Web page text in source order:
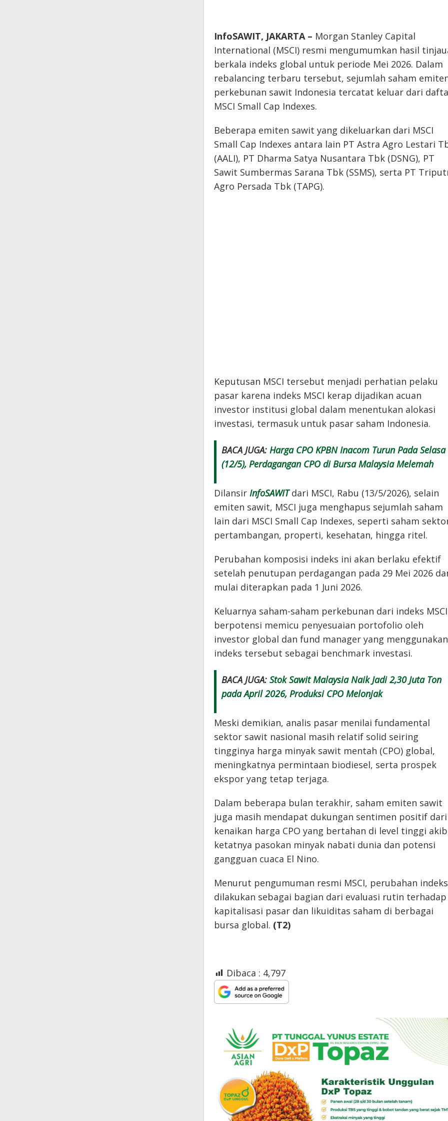
InfoSAWIT, JAKARTA – Morgan Stanley Capital
International (MSCI) resmi mengumumkan hasil
berkala indeks global untuk periode Mei 2026. Dalam
rebalancing terbaru tersebut, sejumlah saham
perkebunan sawit Indonesia tercatat keluar dari
MSCI Small Cap Indexes.
Beberapa emiten sawit yang dikeluarkan dari MSCI
Small Cap Indexes antara lain PT Astra Agro Lestari
(AALI), PT Dharma Satya Nusantara Tbk (DSNG), PT
Sawit Sumbermas Sarana Tbk (SSMS), serta PT
Agro Persada Tbk (TAPG).
Keputusan MSCI tersebut menjadi perhatian pelaku
pasar karena indeks MSCI kerap dijadikan acuan
investor institusi global dalam menentukan alokasi
investasi, termasuk untuk pasar saham Indonesia.
BACA JUGA: Harga CPO KPBN Inacom Turun Pada Selasa
(12/5), Perdagangan CPO di Bursa Malaysia Melemah
Dilansir InfoSAWITdari MSCI, Rabu (13/5/2026), selain
emiten sawit, MSCI juga menghapus sejumlah saham
lain dari MSCI Small Cap Indexes, seperti saham
pertambangan, properti, kesehatan, hingga ritel.
Perubahan komposisi indeks ini akan berlaku efektif
setelah penutupan perdagangan pada 29 Mei 2026
mulai diterapkan pada 1 Juni 2026.
Keluarnya saham-saham perkebunan dari indeks MSCI
berpotensi memicu penyesuaian portofolio oleh
investor global dan fund manager yang menggunakan
indeks tersebut sebagai benchmark investasi.
BACA JUGA: Stok Sawit Malaysia Naik Jadi 2,30 Juta Ton
pada April 2026, Produksi CPO Melonjak
Meski demikian, analis pasar menilai fundamental
sektor sawit nasional masih relatif solid seiring
tingginya harga minyak sawit mentah (CPO) global,
meningkatnya permintaan biodiesel, serta prospek
ekspor yang tetap terjaga.
Dalam beberapa bulan terakhir, saham emiten sawit
juga masih mendapat dukungan sentimen positif dari
kenaikan harga CPO yang bertahan di level tinggi
ketatnya pasokan minyak nabati dunia dan potensi
gangguan cuaca El Nino.
Menurut pengumuman resmi MSCI, perubahan indeks
dilakukan sebagai bagian dari evaluasi rutin terhadap
kapitalisasi pasar dan likuiditas saham di berbagai
bursa global. (T2)
Dibaca : 4,797